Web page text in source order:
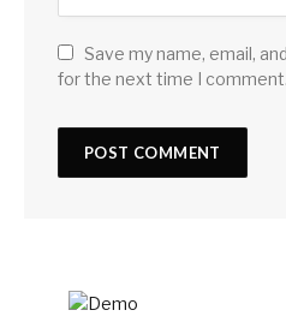
Save my name, email,
for the next time I comment.